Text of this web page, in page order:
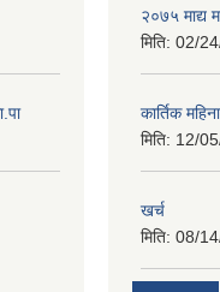
२०७५ माद्य
मिति: 02/
कार्तिक
मिति: 12/
खर्च
मिति: 08/